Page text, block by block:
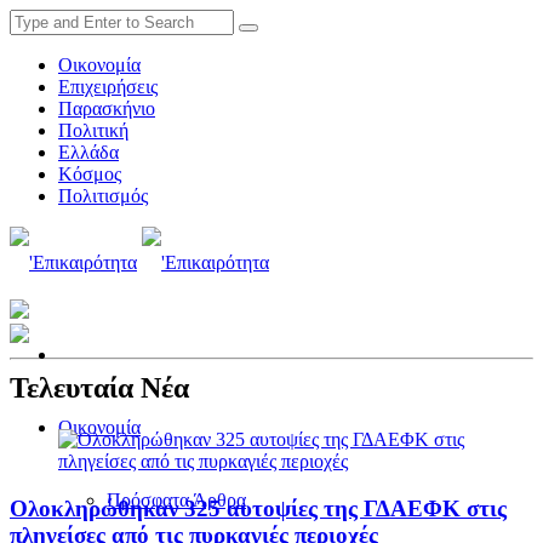
Οικονομία
Επιχειρήσεις
Παρασκήνιο
Πολιτική
Ελλάδα
Κόσμος
Πολιτισμός
Οικονομία
Πρόσφατα Άρθρα
Τελευταία Νέα
Ολοκληρώθηκαν 325 αυτοψίες της ΓΔΑΕΦΚ στις
πληγείσες από τις πυρκαγιές περιοχές